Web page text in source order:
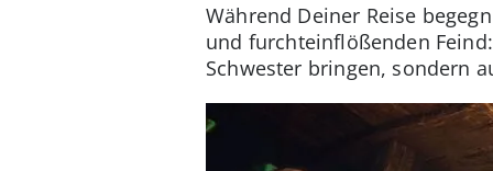
Während Deiner Reise
und furchteinflößenden
Schwester bringen, sondern